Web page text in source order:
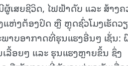
ເສຍຊີວິດ, ໄຟຟ້າດັບ ແລະ ສ້າງຄ
ຫ່ງຕ້ອງປິດ ຫຼື ຫຼຸດຊົ່ວໂມງເຮັດວ
າບອາກາດທີ່ຮຸນແຮງອື່ນໆ ເຊັ່ນ:
ລື້ອຍໆ ແລະ ຮຸນແຮງຫຼາຍຂຶ້ນ ຊຶ່ງ
15.040(07-08-